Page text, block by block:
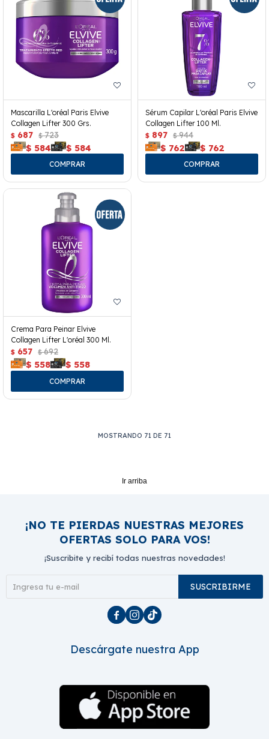
Mascarilla L'oréal Paris Elvive
Collagen Lifter 300 Grs.
$ 687 $ 723
$ 584 $ 584
Sérum Capilar L'oréal Paris Elvive
Collagen Lifter 100 Ml.
$ 897 $ 944
$ 762 $ 762
Crema Para Peinar Elvive
Collagen Lifter L'oréal 300 Ml.
$ 657 $ 692
$ 558 $ 558
MOSTRANDO 71 DE 71
Ir arriba
¡NO TE PIERDAS NUESTRAS MEJORES
OFERTAS SOLO PARA VOS!
¡Suscribite y recibí todas nuestras novedades!
SUSCRIBIRME
  
Descárgate nuestra App